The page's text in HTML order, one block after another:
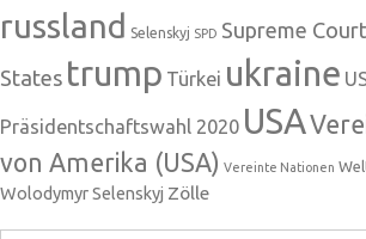
russland Selenskyj SPD Supreme
States trump Türkei ukraine
Präsidentschaftswahl 2020 USA
von Amerika (USA) Vereinte Nationen
Wolodymyr Selenskyj Zölle